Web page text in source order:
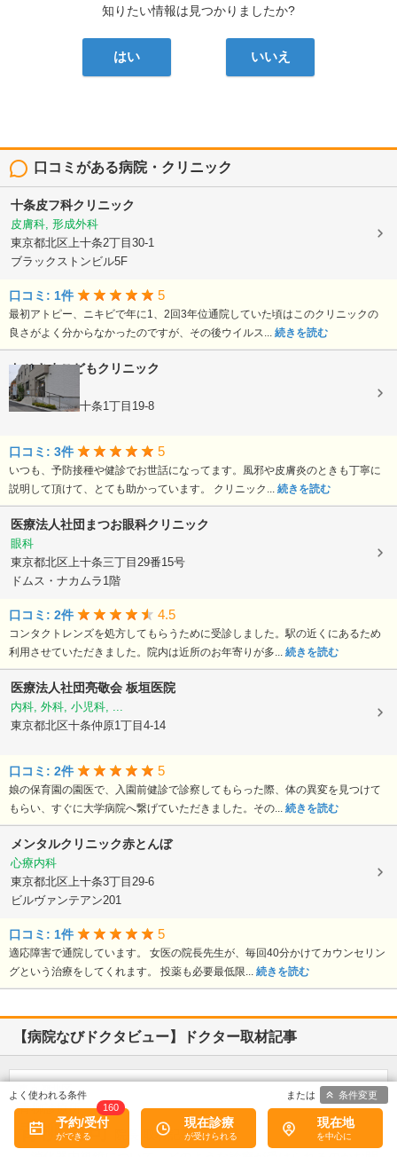
知りたい情報は見つかりましたか?
はい いいえ
口コミがある病院・クリニック
十条皮フ科クリニック
皮膚科, 形成外科
東京都北区上十条2丁目30-1
ブラックストンビル5F
口コミ: 1件 5
最初アトピー、ニキビで年に1、2回3年位通院していた頃はこのクリニックの
良さがよく分からなかったのですが、その後ウイルス... 続きを読む
おひさまこどもクリニック
小児科
東京都北区上十条1丁目19-8
口コミ: 3件 5
いつも、予防接種や健診でお世話になってます。風邪や皮膚炎のときも丁寧に
説明して頂けて、とても助かっています。 クリニック... 続きを読む
医療法人社団まつお眼科クリニック
眼科
東京都北区上十条三丁目29番15号
ドムス・ナカムラ1階
口コミ: 2件 4.5
コンタクトレンズを処方してもらうために受診しました。駅の近くにあるため
利用させていただきました。院内は近所のお年寄りが多... 続きを読む
医療法人社団亮敬会 板垣医院
内科, 外科, 小児科, ...
東京都北区十条仲原1丁目4-14
口コミ: 2件 5
娘の保育園の園医で、入園前健診で診察してもらった際、体の異変を見つけて
もらい、すぐに大学病院へ繋げていただきました。その... 続きを読む
メンタルクリニック赤とんぼ
心療内科
東京都北区上十条3丁目29-6
ビルヴァンテアン201
口コミ: 1件 5
適応障害で通院しています。 女医の院長先生が、毎回40分かけてカウンセリン
グという治療をしてくれます。 投薬も必要最低限... 続きを読む
【病院なびドクタビュー】ドクター取材記事
東京都北区
青柳診療所
青柳 有司
取材記事
予約/受付
160
現在診療 現在地
条件変更